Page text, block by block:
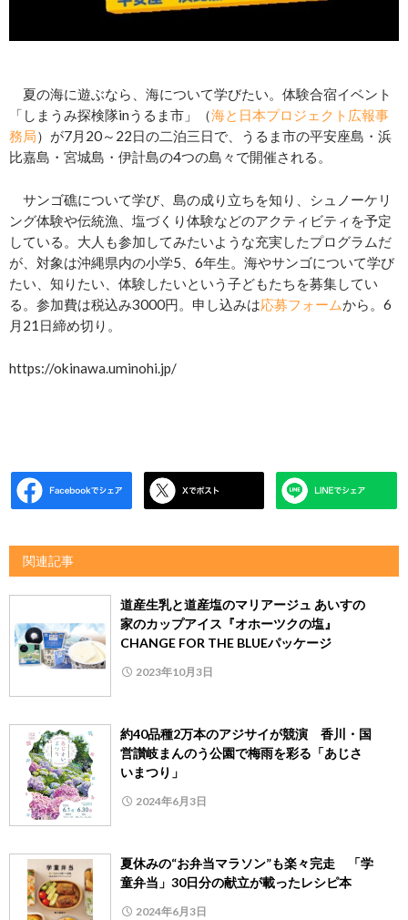
夏の海に遊ぶなら、海について学びたい。体験合宿イベント
「しまうみ探検隊inうるま市」（海と日本プロジェクト広報事
務局）が7月20～22日の二泊三日で、うるま市の平安座島・浜
比嘉島・宮城島・伊計島の4つの島々で開催される。
サンゴ礁について学び、島の成り立ちを知り、シュノーケリ
ング体験や伝統漁、塩づくり体験などのアクティビティを予定
している。大人も参加してみたいような充実したプログラムだ
が、対象は沖縄県内の小学5、6年生。海やサンゴについて学び
たい、知りたい、体験したいという子どもたちを募集してい
る。参加費は税込み3000円。申し込みは応募フォームから。6
月21日締め切り。
https://okinawa.uminohi.jp/
関連記事
道産生乳と道産塩のマリアージュ あいすの
家のカップアイス『オホーツクの塩』
CHANGE FOR THE BLUEパッケージ
2023年10月3日
約40品種2万本のアジサイが競演 香川・国
営讃岐まんのう公園で梅雨を彩る「あじさ
いまつり」
2024年6月3日
夏休みの“お弁当マラソン”も楽々完走 「学
童弁当」30日分の献立が載ったレシピ本
2024年6月3日